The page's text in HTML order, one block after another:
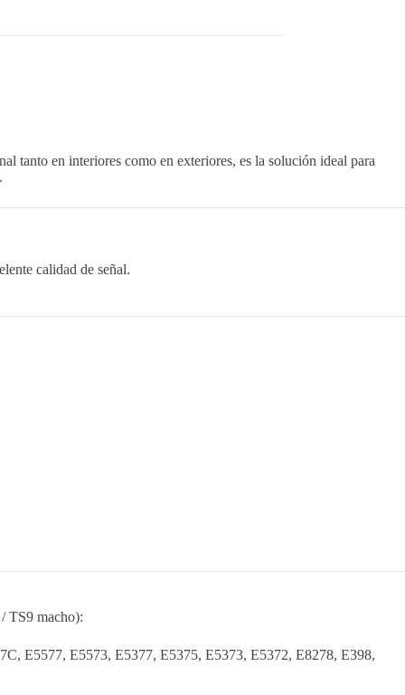
tanto en interiores como en exteriores, es la solución ideal para
calidad de señal.
TS9 macho):
E5577, E5573, E5377, E5375, E5373, E5372, E8278, E398,